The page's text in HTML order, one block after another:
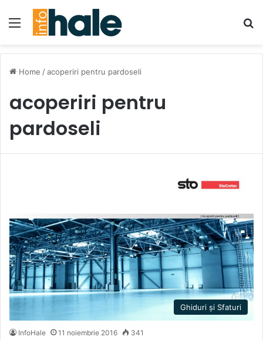
Menu
Home /acoperiri pentru pardoseli
acoperiri pentru
pardoseli
Ghiduri și Sfaturi
InfoHale 11 noiembrie 2016 341